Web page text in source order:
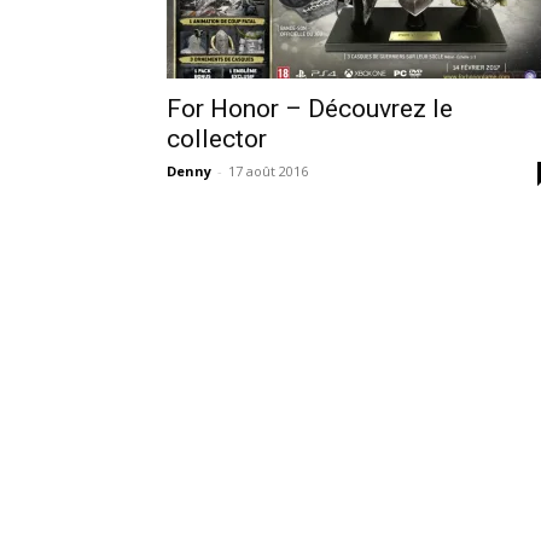
For Honor – Découvrez le
collector
Denny - 17 août 2016